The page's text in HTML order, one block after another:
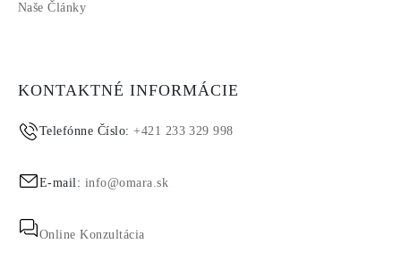
Naše Články
KONTAKTNÉ INFORMÁCIE
Telefónne Číslo:+421 233 329 998
E-mail: info@omara.sk
Online Konzultácia